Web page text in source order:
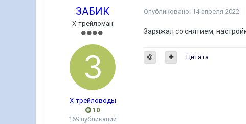
ЗАБИК
Х-трейломан
Х-трейловоды
10
169 публикаций
Опубликовано: 14 апреля 2022
Заряжал со снятием,
Цитата